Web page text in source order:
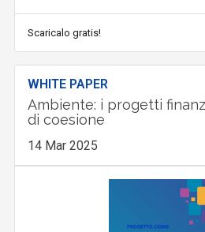
Scaricalo gratis!
WHITE PAPER
Ambiente: i progetti
di coesione
14 Mar 2025